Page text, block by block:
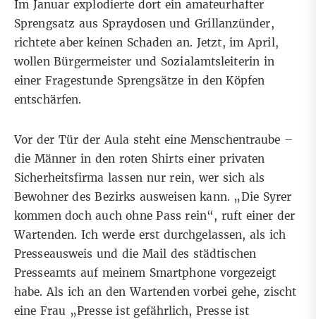
Im Januar explodierte dort ein amateurhafter
Sprengsatz aus Spraydosen und Grillanzünder,
richtete aber keinen Schaden an. Jetzt, im April,
wollen Bürgermeister und Sozialamtsleiterin in
einer Fragestunde Sprengsätze in den Köpfen
entschärfen.
Vor der Tür der Aula steht eine Menschentraube –
die Männer in den roten Shirts einer privaten
Sicherheitsfirma lassen nur rein, wer sich als
Bewohner des Bezirks ausweisen kann. „Die Syrer
kommen doch auch ohne Pass rein“, ruft einer der
Wartenden. Ich werde erst durchgelassen, als ich
Presseausweis und die Mail des städtischen
Presseamts auf meinem Smartphone vorgezeigt
habe. Als ich an den Wartenden vorbei gehe, zischt
eine Frau „Presse ist gefährlich, Presse ist